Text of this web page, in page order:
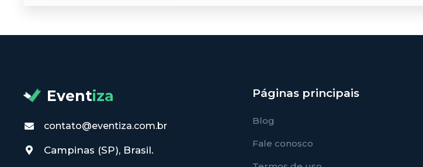
Eventiza
contato@eventiza.com.br
Campinas (SP), Brasil.
Páginas principais
Blog
Fale conosco